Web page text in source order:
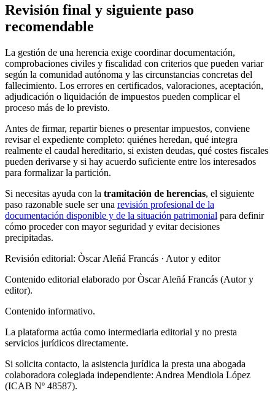
Revisión final y siguiente paso
recomendable
La gestión de una herencia exige coordinar documentación,
comprobaciones civiles y fiscalidad con criterios que pueden variar
según la comunidad autónoma y las circunstancias concretas del
fallecimiento. Los errores en certificados, valoraciones, aceptación,
adjudicación o liquidación de impuestos pueden complicar el
proceso más de lo previsto.
Antes de firmar, repartir bienes o presentar impuestos, conviene
revisar el expediente completo: quiénes heredan, qué integra
realmente el caudal hereditario, si existen deudas, qué costes fiscales
pueden derivarse y si hay acuerdo suficiente entre los interesados
para formalizar la partición.
Si necesitas ayuda con la tramitación de herencias, el siguiente
paso razonable suele ser una revisión profesional de la
documentación disponible y de la situación patrimonial para definir
cómo proceder con mayor seguridad y evitar decisiones
precipitadas.
Revisión editorial: Òscar Aleñá Francás · Autor y editor
Contenido editorial elaborado por Òscar Aleñá Francás (Autor y
editor).
Contenido informativo.
La plataforma actúa como intermediaria editorial y no presta
servicios jurídicos directamente.
Si solicita contacto, la asistencia jurídica la presta una abogada
colaboradora colegiada independiente: Andrea Mendiola López
(ICAB Nº 48587).